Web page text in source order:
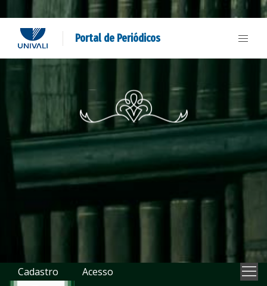
Portal de Periódicos
Cadastro Acesso